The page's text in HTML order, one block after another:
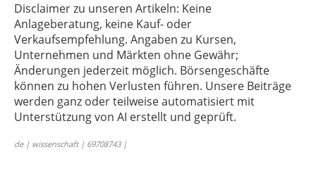
Disclaimer zu unseren Artikeln: Keine
Anlageberatung, keine Kauf- oder
Verkaufsempfehlung. Angaben zu Kursen,
Unternehmen und Märkten ohne Gewähr;
Änderungen jederzeit möglich. Börsengeschäfte
können zu hohen Verlusten führen. Unsere Beiträge
werden ganz oder teilweise automatisiert mit
Unterstützung von AI erstellt und geprüft.
de | wissenschaft | 69708743 |